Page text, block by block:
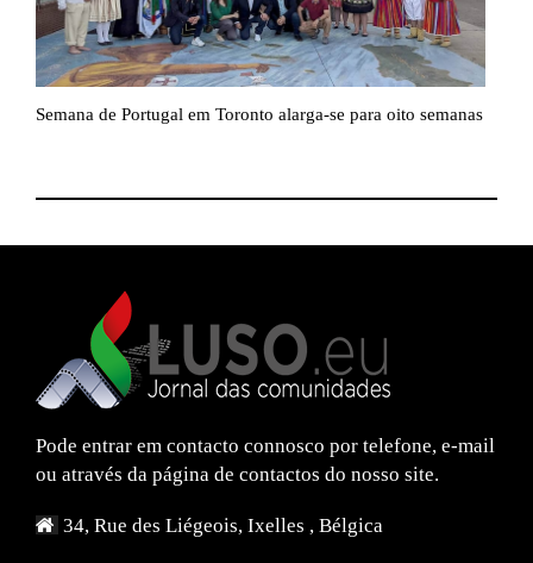
Semana de Portugal em Toronto alarga-se para oito semanas
Pode entrar em contacto connosco por telefone, e-mail
ou através da página de contactos do nosso site.
34, Rue des Liégeois, Ixelles , Bélgica